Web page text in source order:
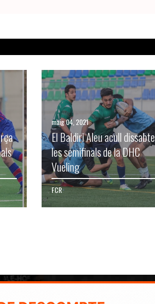
maig 04, 2021
El Baldiri Aleu acull dissabte
les semifinals de la DHC
Vueling
FCR